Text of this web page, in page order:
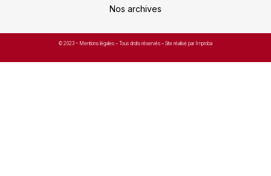
Nos archives
© 2023 – Mentions légales – Tous droits réservés – Site réalisé par Improba